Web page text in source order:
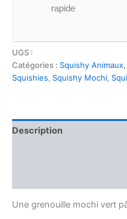
rapide
UGS :
Catégories : Squishy Animaux,
Squishies, Squishy Mochi,
Description
Une grenouille mochi vert